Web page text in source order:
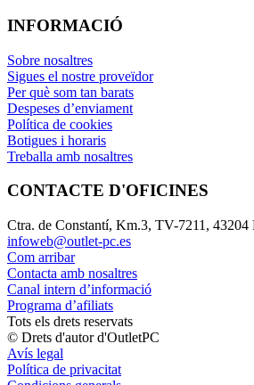
INFORMACIÓ
Sobre nosaltres
Sigues el nostre proveïdor
Per què som tan barats
Despeses d’enviament
Política de cookies
Botigues i horaris
Treballa amb nosaltres
CONTACTE D'OFICINES
Ctra. de Constantí, Km.3, TV-7211, 43204
infoweb@outlet-pc.es
Com arribar
Contacta amb nosaltres
Canal intern d’informació
Programa d’afiliats
Tots els drets reservats
© Drets d'autor d'OutletPC
Avís legal
Política de privacitat